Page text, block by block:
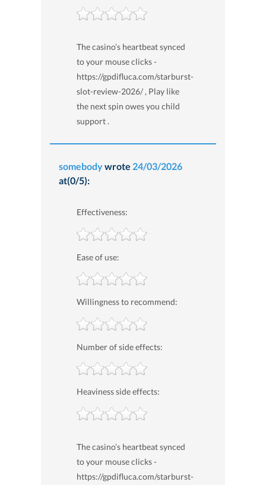
The casino’s heartbeat synced
to your mouse clicks -
https://gpdifluca.com/starburst-
slot-review-2026/ , Play like
the next spin owes you child
support .
somebodywrote 24/03/2026
at(0/5):
Effectiveness:
Ease of use:
Willingness to recommend:
Number of side effects:
Heaviness side effects:
The casino’s heartbeat synced
to your mouse clicks -
https://gpdifluca.com/starburst-